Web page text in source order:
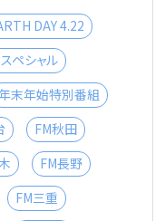
DAY 4.22
ペシャル
末年始特別番組
FM秋田
FM長野
FM三重